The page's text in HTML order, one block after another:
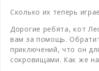
Сколько их теперь
Дорогие ребята, кот
вам за помощь.
приключений, что он
сокровищами. Как же